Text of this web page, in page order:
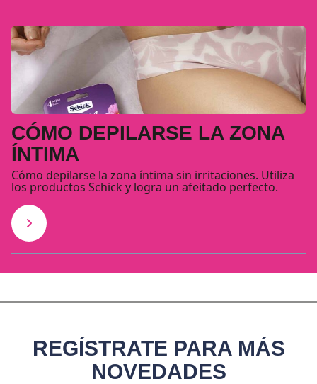
CÓMO DEPILARSE LA ZONA
ÍNTIMA
Cómo depilarse la zona íntima sin irritaciones. Utiliza
los productos Schick y logra un afeitado perfecto.
REGÍSTRATE PARA MÁS
NOVEDADES